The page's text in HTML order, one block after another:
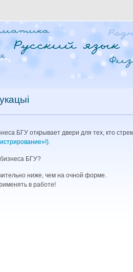
БГУ открывает двери для тех, кто
БГУ?
ниже, чем на очной форме.
в работе!